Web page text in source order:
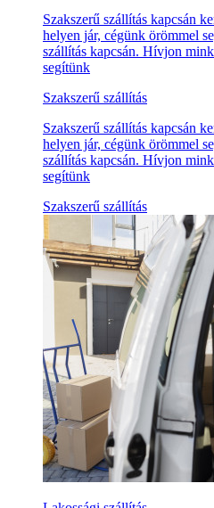
Szakszerű szállítás kapcsán
helyen jár, cégünk örömmel
szállítás kapcsán. Hívjon
segítünk
Szakszerű szállítás
Szakszerű szállítás kapcsán
helyen jár, cégünk örömmel
szállítás kapcsán. Hívjon
segítünk
Szakszerű szállítás